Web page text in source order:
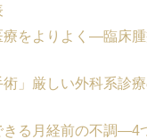
療をよりよく―臨床
術」厳しい外科系診
きる月経前の不調―4